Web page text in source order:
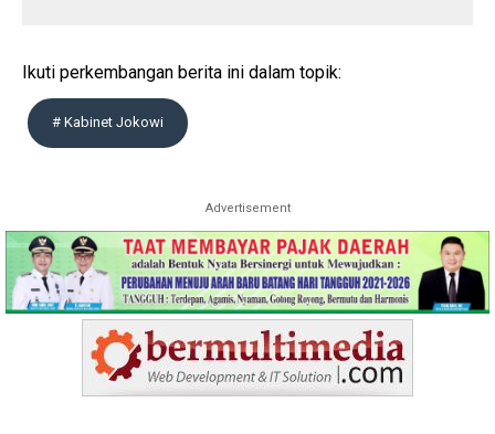
Ikuti perkembangan berita ini dalam topik:
# Kabinet Jokowi
Advertisement